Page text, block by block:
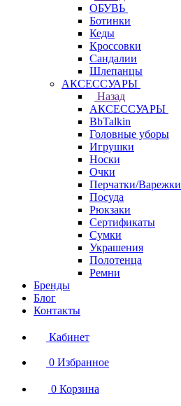
ОБУВЬ
Ботинки
Кеды
Кроссовки
Сандалии
Шлепанцы
АКСЕССУАРЫ
Назад
АКСЕССУАРЫ
BbTalkin
Головные уборы
Игрушки
Носки
Очки
Перчатки/Варежки
Посуда
Рюкзаки
Сертификаты
Сумки
Украшения
Полотенца
Ремни
Бренды
Блог
Контакты
Кабинет
0 Избранное
0 Корзина